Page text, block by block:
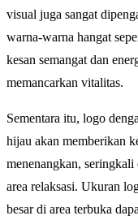
visual juga sangat
warna-warna hangat
kesan semangat dan
memancarkan vitalitas.
Sementara itu, logo
hijau akan memberikan
menenangkan,
area relaksasi. Ukuran
besar di area terbuka